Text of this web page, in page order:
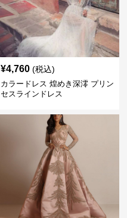
¥4,760 (税込)
カラードレス 煌めき深澪 プリン
セスラインドレス